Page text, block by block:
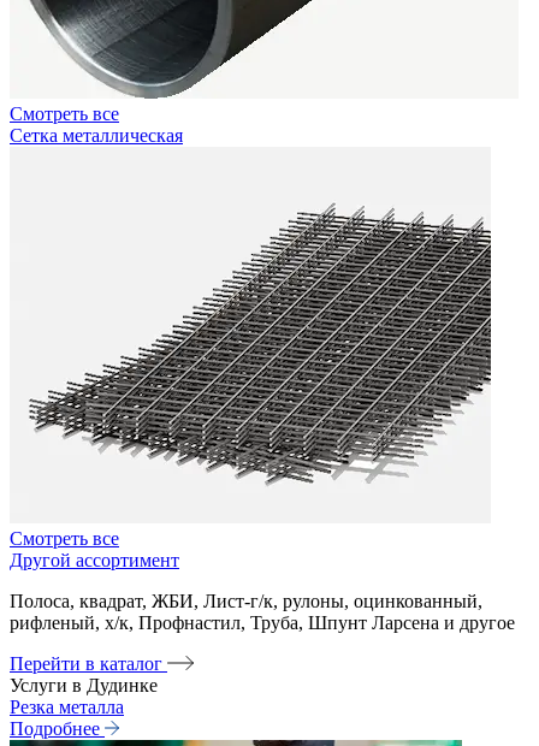
Смотреть все
Сетка металлическая
Смотреть все
Другой ассортимент
Полоса, квадрат, ЖБИ, Лист-г/к, рулоны, оцинкованный,
рифленый, х/к, Профнастил, Труба, Шпунт Ларсена и другое
Перейти в каталог
Услуги в Дудинке
Резка металла
Подробнее